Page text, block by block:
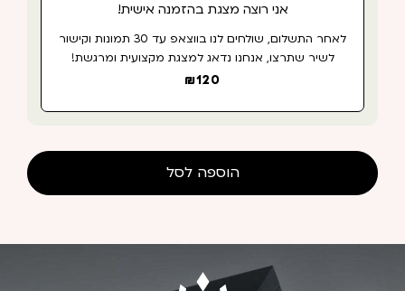
אני רוצה מצגת בהזמנה אישית!
לאחר התשלום, שולחים לנו בווצאפ עד 30 תמונות וקישור
לשיר שתרצו, אנחנו נדאג למצגת מקצועית ומרגשת!
₪120
הוספה לסל